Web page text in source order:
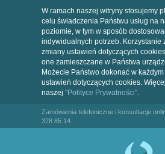
W ramach naszej witryny stosujemy
celu świadczenia Państwu usług na
poziomie, w tym w sposób
indywidualnych potrzeb. Korzystanie
zmiany ustawień dotyczących
one zamieszczane w Państwa
Możecie Państwo dokonać w
ustawień dotyczących cookies.
naszej "Polityce Prywatności".
Zamówienia telefoniczne i konsultacje
328 85 14